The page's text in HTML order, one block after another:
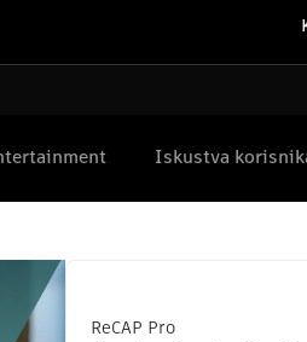
Iskustva
ReCAP Pro